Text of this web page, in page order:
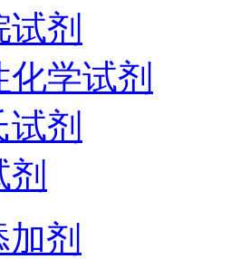
剂
化学试剂
剂
剂